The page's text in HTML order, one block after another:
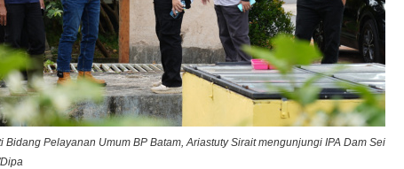
Bidang Pelayanan Umum BP Batam, Ariastuty Sirait mengunjungi IPA Dam Sei